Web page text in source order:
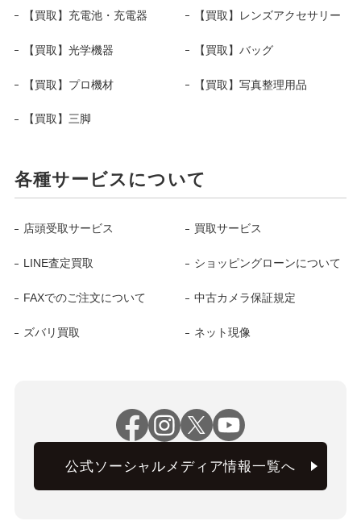
【買取】充電池・充電器 【買取】レンズアクセサリー
【買取】光学機器 【買取】バッグ
【買取】プロ機材 【買取】写真整理用品
【買取】三脚
各種サービスについて
店頭受取サービス 買取サービス
LINE査定買取 ショッピングローンについて
FAXでのご注文について 中古カメラ保証規定
ズバリ買取 ネット現像
公式ソーシャルメディア情報一覧へ